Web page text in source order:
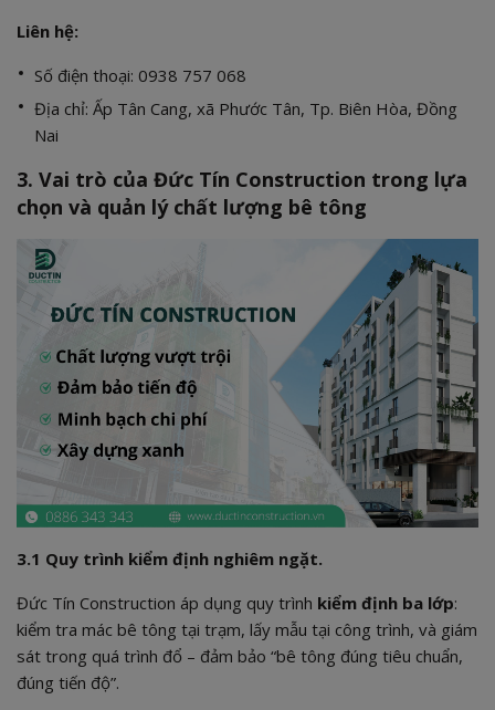
Liên hệ:
Số điện thoại: 0938 757 068
Địa chỉ: Ấp Tân Cang, xã Phước Tân, Tp. Biên Hòa, Đồng
Nai
3. Vai trò của Đức Tín Construction trong lựa
chọn và quản lý chất lượng bê tông
3.1 Quy trình kiểm định nghiêm ngặt.
Đức Tín Construction áp dụng quy trình kiểm định ba lớp:
kiểm tra mác bê tông tại trạm, lấy mẫu tại công trình, và giám
sát trong quá trình đổ – đảm bảo “bê tông đúng tiêu chuẩn,
đúng tiến độ”.